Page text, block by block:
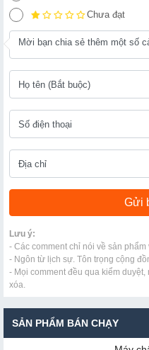
Chưa đạt
Lưu ý:
- Các comment chỉ nói về sản
- Ngôn từ lịch sự. Tôn trọng cộng
- Mọi comment đều qua kiểm
xóa.
SẢN PHẨM BÁN CHẠY